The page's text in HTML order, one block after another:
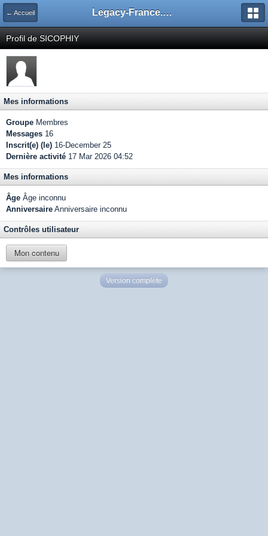
← Accueil Legacy-France.org - Forum
Profil de SICOPHIY
Mes informations
Groupe Membres
Messages 16
Inscrit(e) (le) 16-December 25
Dernière activité 17 Mar 2026 04:52
Mes informations
Âge Âge inconnu
Anniversaire Anniversaire inconnu
Contrôles utilisateur
Mon contenu
Version complète